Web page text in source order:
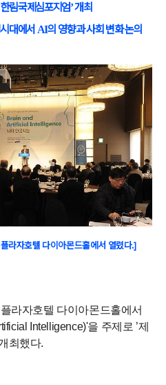
림국제심포지엄’개최
대에서 AI의 영향과 사회 변화 논의
라자호텔 다이아몬드홀에서 열렸다.]
라자호텔 다이아몬드홀에서
Intelligence)'을 주제로 ’제
최했다.